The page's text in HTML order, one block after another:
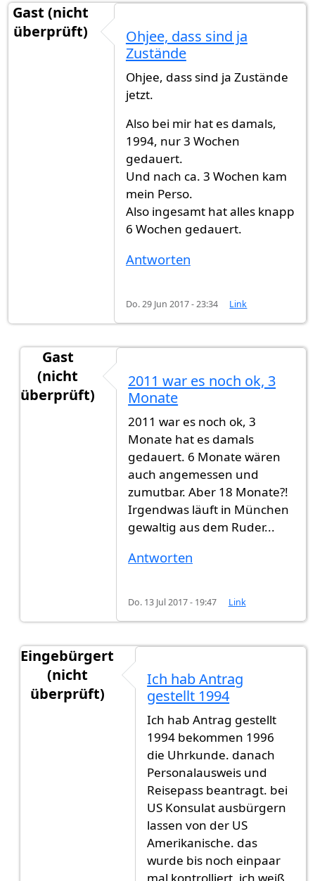
Gast (nicht
überprüft)
Ohjee, dass sind ja
Zustände
Ohjee, dass sind ja Zustände
jetzt.
Also bei mir hat es damals,
1994, nur 3 Wochen
gedauert.
Und nach ca. 3 Wochen kam
mein Perso.
Also ingesamt hat alles knapp
6 Wochen gedauert.
Antworten
Do. 29 Jun 2017 - 23:34 Link
Gast
(nicht
überprüft)
Ohjee, dass sind ja Zustände
2011 war es noch ok, 3
Monate
2011 war es noch ok, 3
Monate hat es damals
gedauert. 6 Monate wären
auch angemessen und
zumutbar. Aber 18 Monate?!
Irgendwas läuft in München
gewaltig aus dem Ruder...
Antworten
Do. 13 Jul 2017 - 19:47 Link
Eingebürgert
(nicht
überprüft)
Ohjee, dass sind ja Zuständevon
Ich hab Antrag
gestellt 1994
Ich hab Antrag gestellt
1994 bekommen 1996
die Uhrkunde. danach
Personalausweis und
Reisepass beantragt. bei
US Konsulat ausbürgern
lassen von der US
Amerikanische. das
wurde bis noch einpaar